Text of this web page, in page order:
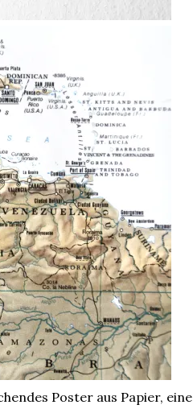
Poster aus Papier, eine